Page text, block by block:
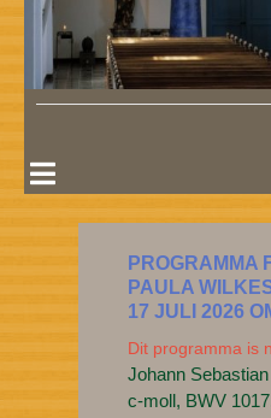
PROGRAMMA
PAULA
17 JULI 2026
Dit programma is
Johann
c-moll, BWV